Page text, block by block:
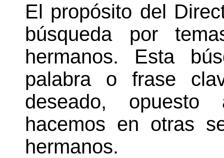
El propósito del
búsqueda por
hermanos. Esta
palabra o frase
deseado,
hacemos en otras
hermanos.